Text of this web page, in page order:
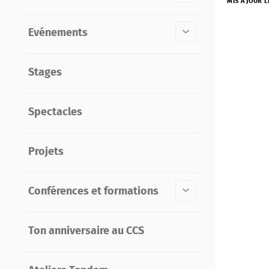
Evénements
Stages
Spectacles
Projets
Conférences et formations
Ton anniversaire au CCS